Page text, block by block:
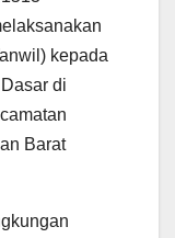
kepada
di
Barat